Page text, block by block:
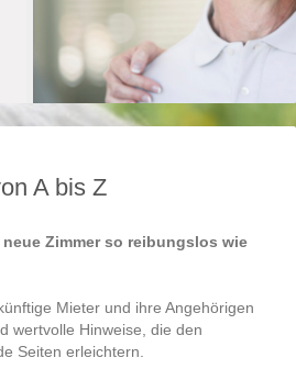
A bis Z
Zimmer so reibungslos wie
Mieter und ihre Angehörigen
wertvolle Hinweise, die den
Seiten erleichtern.